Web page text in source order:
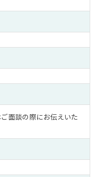
面談の際にお伝えいた